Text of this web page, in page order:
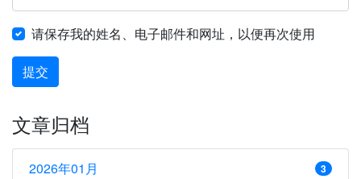
请保存我的姓名、电子邮件和网址，以便再次使用
提交
文章归档
2026年01月 3